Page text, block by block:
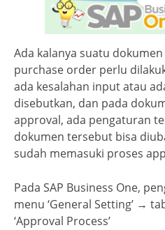
Ada kalanya suatu
purchase order perlu
ada kesalahan input atau
disebutkan, dan pada
approval, ada pengaturan
dokumen tersebut bisa
sudah memasuki proses
Pada SAP Business One,
menu ‘General Setting’ →
‘Approval Process’